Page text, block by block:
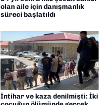
olan aile için danışmanlık
süreci başlatıldı
İntihar ve kaza denilmişti: İki